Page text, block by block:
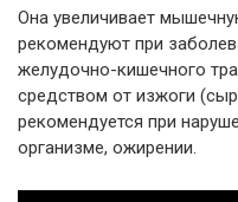
Она увеличивает
рекомендуют при
желудочно-кишечного
средством от изжоги
рекомендуется при
организме, ожирении.